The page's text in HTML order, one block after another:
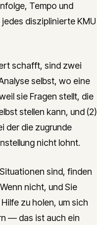
Tempo und
disziplinierte KMU
schafft, sind zwei
selbst, wo eine
sie Fragen stellt, die
stellen kann, und (2)
der die zugrunde
nicht lohnt.
sind, finden
nicht, und Sie
zu holen, um sich
— das ist auch ein